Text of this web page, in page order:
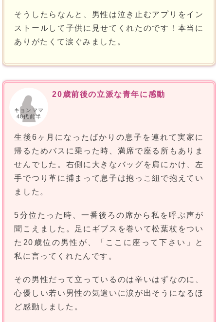
そうしたらなんと、男性は泣き止むアプリをイン
ストールして子供に見せてくれたのです！本当に
ありがたくて涙ぐみました。
キョンママ
40代前半
20歳前後の立派な青年に感動
生後6ヶ月になったばかりの息子を連れて実家に
帰るためバスに乗った時、満席で座る所もありま
せんでした。右側に大きなバッグを肩にかけ、左
手でつり革に捕まって息子は抱っこ紐で抱えてい
ました。
5分位たった時、一番後ろの席から私を呼ぶ声が
聞こえました。足にギブスを巻いて松葉杖をつい
た20歳位の男性が、「ここに座って下さい」と
私に言ってくれたんです。
その男性だって立っているのは辛いはずなのに、
心優しい若い男性の気遣いに涙が出そうになるほ
ど感動しました。